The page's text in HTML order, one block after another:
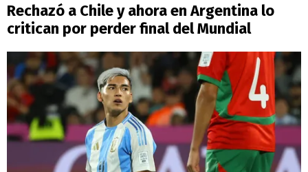
Rechazó a Chile y ahora en Argentina lo
critican por perder final del Mundial